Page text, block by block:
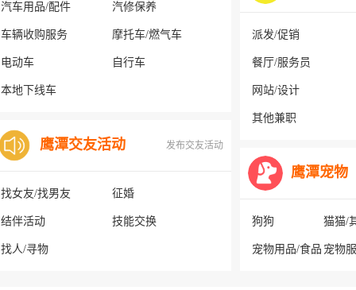
汽车用品/配件 汽修保养
车辆收购服务 摩托车/燃气车
电动车 自行车
本地下线车
鹰潭交友活动 发布交友活动
找女友/找男友 征婚
结伴活动 技能交换
找人/寻物
派发/促销
餐厅/服务员
网站/设计
其他兼职
鹰潭宠物
狗狗 猫猫/
宠物用品/食品 宠物